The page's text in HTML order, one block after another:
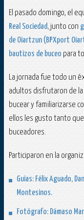
El pasado domingo, el
Real Sociedad, junto con
de Oiartzun (BPXport
bautizos de buceo para
La jornada fue todo un
adultos disfrutaron de la
bucear y familiarizarse
ellos les gusto tanto
buceadores.
Participaron en la
Guías: Félix Aguado,
Montesinos.
Fotógrafo: Dámaso